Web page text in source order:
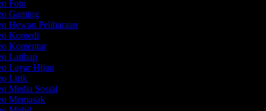
Foto
Gaming
Hewan Peliharaan
Komedi
Komentar
Latihan
Layar Hijau
Lirik
Media Sosial
Memasak